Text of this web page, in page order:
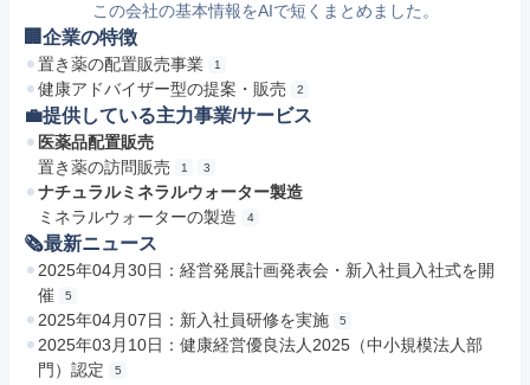
この会社の基本情報をAIで短くまとめました。
🏢企業の特徴
置き薬の配置販売事業 1
健康アドバイザー型の提案・販売 2
💼提供している主力事業/サービス
医薬品配置販売
置き薬の訪問販売
1 3
ナチュラルミネラルウォーター製造
ミネラルウォーターの製造
4
🗞最新ニュース
2025年04月30日：経営発展計画発表会・新入社員入社式を開
催
5
2025年04月07日：新入社員研修を実施 5
2025年03月10日：健康経営優良法人2025（中小規模法人部
門）認定
5